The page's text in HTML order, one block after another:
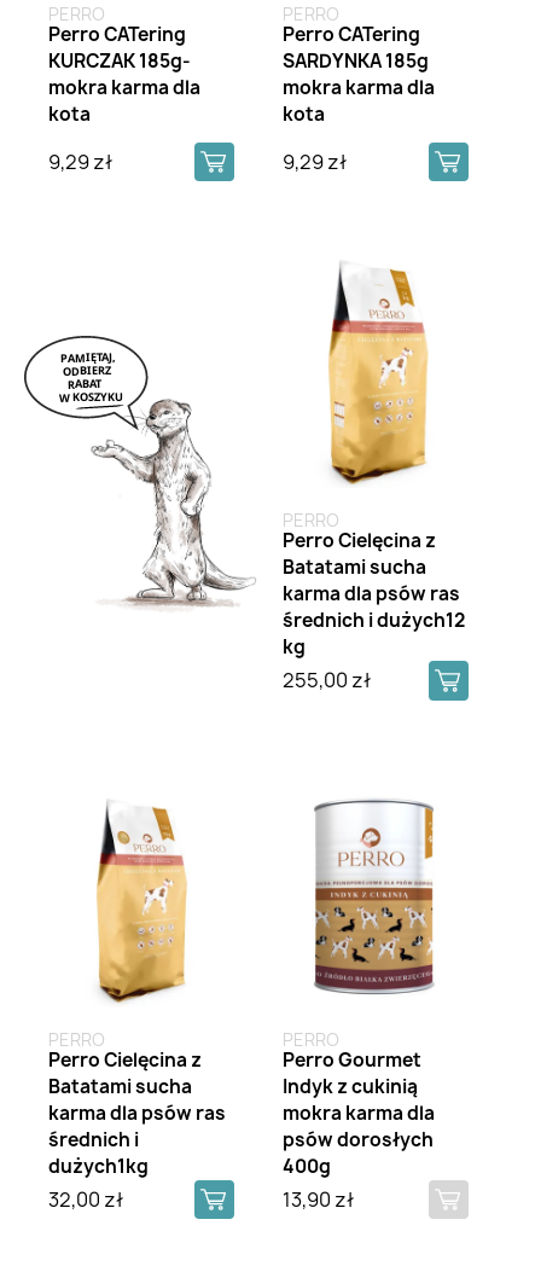
PERRO
Perro CATering
KURCZAK 185g-
mokra karma dla
kota
9,29 zł
PERRO
Perro CATering
SARDYNKA 185g
mokra karma dla
kota
9,29 zł
PERRO
Perro Cielęcina z
Batatami sucha
karma dla psów ras
średnich i dużych12
kg
255,00 zł
PERRO
Perro Cielęcina z
Batatami sucha
karma dla psów ras
średnich i
dużych1kg
32,00 zł
PERRO
Perro Gourmet
Indyk z cukinią
mokra karma dla
psów dorosłych
400g
13,90 zł